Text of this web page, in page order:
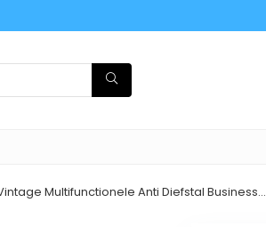
Multifunctionele Anti Diefstal Business…